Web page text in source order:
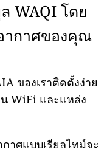
WAQI โดย
ากาศของคุณ
ของเราติดตั้งง่าย
WiFi และแหล่ง
าศแบบเรียลไทม์จะ